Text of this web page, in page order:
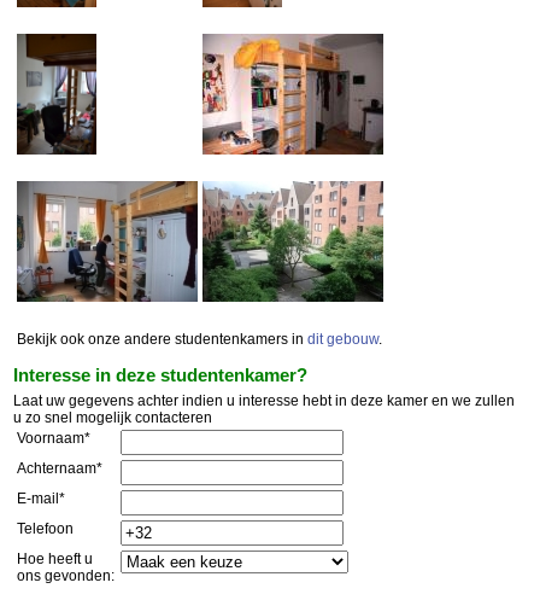
Bekijk ook onze andere studentenkamers in dit gebouw.
Interesse in deze studentenkamer?
Laat uw gegevens achter indien u interesse hebt in deze kamer en we zullen
u zo snel mogelijk contacteren
Voornaam*
Achternaam*
E-mail*
Telefoon
Hoe heeft u
ons gevonden: